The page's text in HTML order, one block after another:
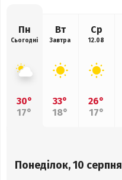
Пн
Сьогодні
30°
17°
Вт
Завтра
33°
18°
Ср
12.08
26°
17°
Понеділок, 10 серпня